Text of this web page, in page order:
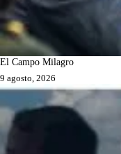
El Campo Milagro
9 agosto, 2026